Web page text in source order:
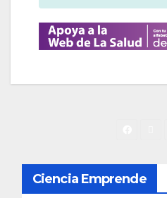
N
a
Ciencia Emprende